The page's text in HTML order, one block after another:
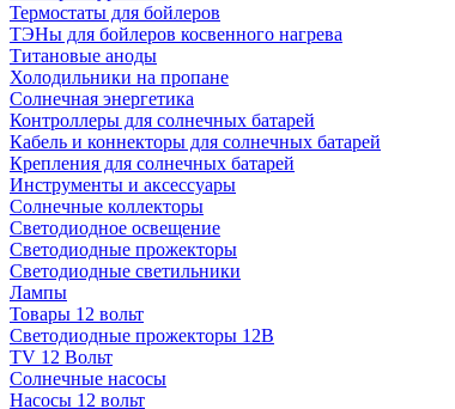
Термостаты для бойлеров
ТЭНы для бойлеров косвенного нагрева
Титановые аноды
Холодильники на пропане
Солнечная энергетика
Контроллеры для солнечных батарей
Кабель и коннекторы для солнечных батарей
Крепления для солнечных батарей
Инструменты и аксессуары
Солнечные коллекторы
Светодиодное освещение
Светодиодные прожекторы
Светодиодные светильники
Лампы
Товары 12 вольт
Светодиодные прожекторы 12В
TV 12 Вольт
Солнечные насосы
Насосы 12 вольт